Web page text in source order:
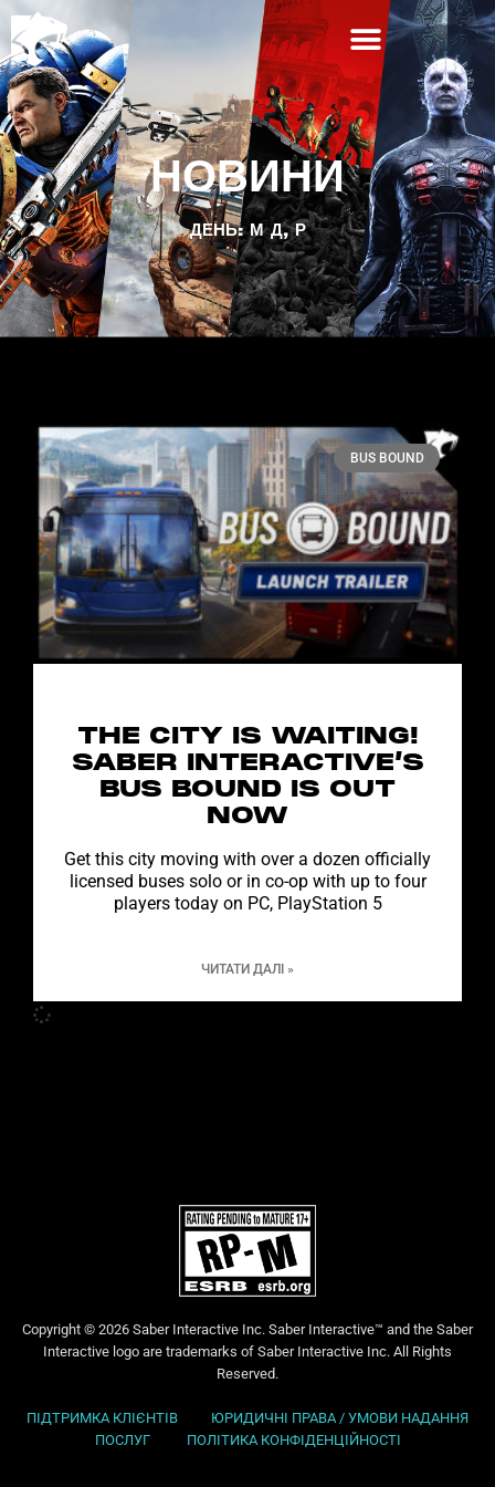
НОВИНИ
ДЕНЬ: М Д, Р
BUS BOUND
THE CITY IS WAITING!
SABER INTERACTIVE’S
BUS BOUND IS OUT
NOW
Get this city moving with over a dozen officially
licensed buses solo or in co-op with up to four
players today on PC, PlayStation 5
ЧИТАТИ ДАЛІ »
Copyright © 2026 Saber Interactive Inc. Saber Interactive™ and the Saber
Interactive logo are trademarks of Saber Interactive Inc. All Rights
Reserved.
ПІДТРИМКА КЛІЄНТІВ
ЮРИДИЧНІ ПРАВА / УМОВИ НАДАННЯ
ПОСЛУГ
ПОЛІТИКА КОНФІДЕНЦІЙНОСТІ